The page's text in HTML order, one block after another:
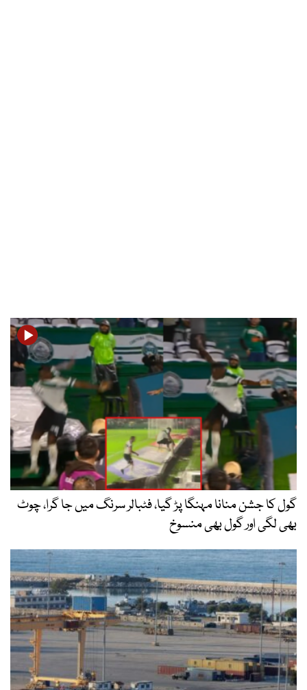
گول کا جشن منانا مہنگا پڑ گیا، فٹبالر سرنگ میں جا گرا، چوٹ
بھی لگی اور گول بھی منسوخ